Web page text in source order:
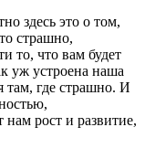
здесь это о том,
страшно,
то, что вам будет
уж устроена наша
там, где страшно. И
рост и развитие,